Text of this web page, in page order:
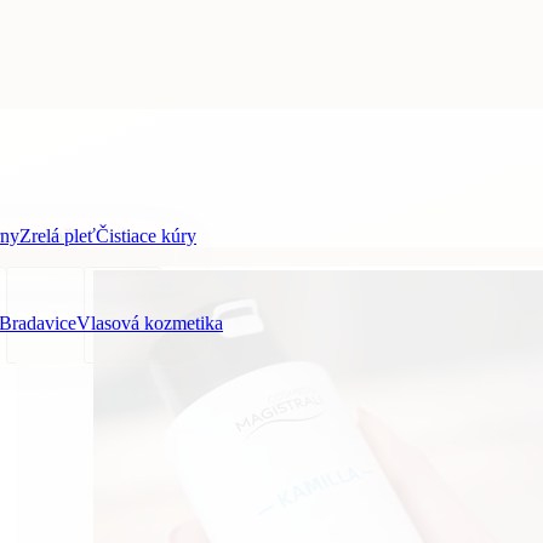
Zrelá pleťČistiace kúry
BradaviceVlasová kozmetika
aj oči.